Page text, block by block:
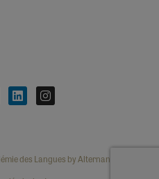
des Langues by Alternancia